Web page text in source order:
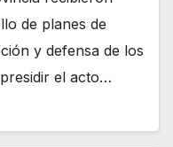
de planes de
y defensa de los
el acto…